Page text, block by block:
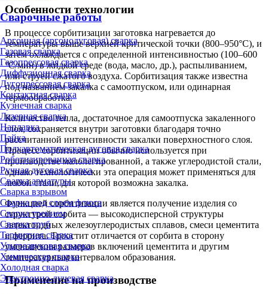
Сварочные работы
Аргонная (аргонодуговая) сварка
Газовая сварка
Газопрессовая сварка
Диффузионная сварка
Дугопрессовая сварка
Контактная сварка
Кузнечная сварка
Лазерная сварка
Наплавка
Пайка
Полуавтоматическая дуговая сварка
Роботизированная сварка
Ручная дуговая сварка
Сварка арматуры
Сварка взрывом
Сварка под слоем флюса
Сварка трением
Сварка труб
Термитная сварка
Ультразвуковая сварка
Химическая сварка
Холодная сварка
Электронно-лучевая сварка
Особенности технологии
В процессе сорбитизации заготовка нагревается до
температуры выше верхней критической точки (800–950°C), и
затем охлаждается с определенной интенсивностью (100–600
°С/мин) в жидкой среде (вода, масло, др.), распыливанием,
или струей сжатого воздуха. Сорбитизация также известна
под названием закалка с самоотпуском, или одинарная
термообработка.
Количество тепла, достаточное для самоотпуска закаленного
слоя, сохраняется внутри заготовки благодаря точно
рассчитанной интенсивности закалки поверхностного слоя.
Процесс сорбитизации обычно используется при
производстве малолегированной, а также углеродистой стали,
однако технологически эта операция может применяться для
любой стали, для которой возможна закалка.
Функцией сорбитизации является получение изделия со
структурой сорбита — высокодисперсной структуры
эвтектоидных железоуглеродистых сплавов, смеси цементита
и феррита. Троостит отличается от сорбита в сторону
уменьшения размеров включений цементита и другим
температурным интервалом образования.
Применение на производстве